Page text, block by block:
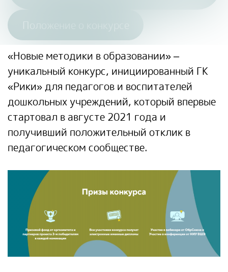
Положение о конкурсе
«Новые методики в образовании» –
уникальный конкурс, инициированный ГК
«Рики» для педагогов и воспитателей
дошкольных учреждений, который впервые
стартовал в августе 2021 года и
получивший положительный отклик в
педагогическом сообществе.